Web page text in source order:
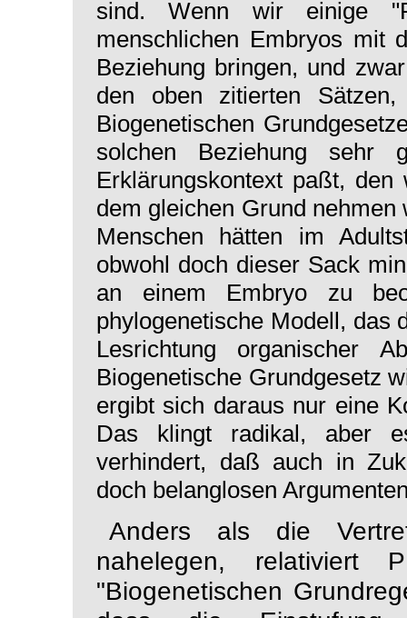
sind. Wenn wir einige
menschlichen Embryos mit
Beziehung bringen, und
den oben zitierten
Biogenetischen
solchen Beziehung sehr
Erklärungskontext paßt,
dem gleichen Grund
Menschen hätten im
obwohl doch dieser Sack
an einem Embryo zu
phylogenetische Modell, das
Lesrichtung organischer
Biogenetische Grundgesetz
ergibt sich daraus nur eine
Das klingt radikal, aber
verhindert, daß auch in
doch belanglosen
Anders als die
nahelegen, relativiert
"Biogenetischen